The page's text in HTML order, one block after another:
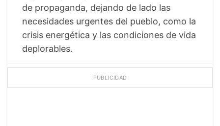
de propaganda, dejando de lado las
necesidades urgentes del pueblo, como la
crisis energética y las condiciones de vida
deplorables.
PUBLICIDAD